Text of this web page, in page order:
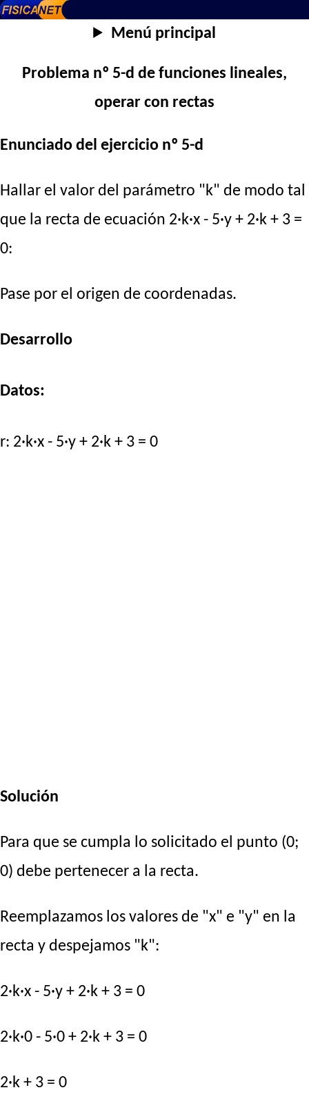
Menú principal
Problema nº 5-d de funciones lineales,
operar con rectas
Enunciado del ejercicio nº 5-d
Hallar el valor del parámetro "k" de modo tal
que la recta de ecuación 2·k·x - 5·y + 2·k + 3 =
0:
Pase por el origen de coordenadas.
Desarrollo
Datos:
r: 2·k·x - 5·y + 2·k + 3 = 0
Solución
Para que se cumpla lo solicitado el punto (0;
0) debe pertenecer a la recta.
Reemplazamos los valores de "x" e "y" en la
recta y despejamos "k":
2·k·x - 5·y + 2·k + 3 = 0
2·k·0 - 5·0 + 2·k + 3 = 0
2·k + 3 = 0